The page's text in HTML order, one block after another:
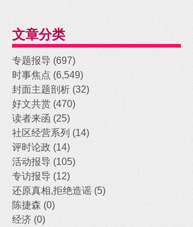
文章分类
专题报导 (697)
时事焦点 (6,549)
封面主题剖析 (32)
好文共赏 (470)
读者来函 (25)
社区经营系列 (14)
评时论政 (14)
活动报导 (105)
专访报导 (12)
还原真相,拒绝造谣 (5)
陈捷森 (0)
经济 (0)